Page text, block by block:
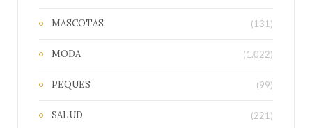
MASCOTAS (131)
MODA (1.022)
PEQUES (99)
SALUD (221)